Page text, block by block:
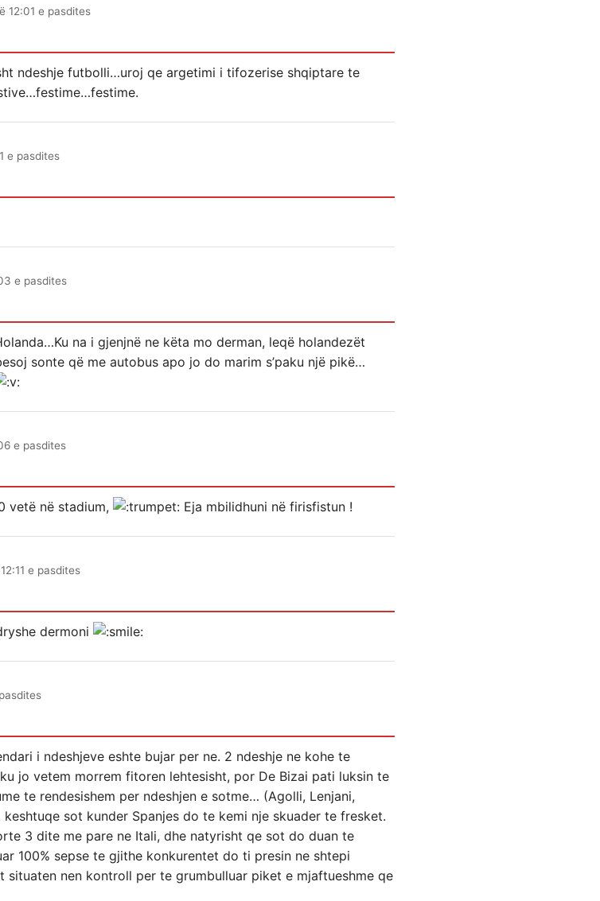
12:01 e pasdites
ndeshje futbolli…uroj qe argetimi i tifozerise shqiptare te
e pasdites
e pasdites
na i gjenjnë ne këta mo derman, leqë holandezët
sonte që me autobus apo jo do marim s’paku një pikë…
e pasdites
vetë në stadium, Eja mbilidhuni në firisfistun !
e pasdites
dermoni
i ndeshjeve eshte bujar per ne. 2 ndeshje ne kohe te
jo vetem morrem fitoren lehtesisht, por De Bizai pati luksin te
te rendesishem per ndeshjen e sotme… (Agolli, Lenjani,
sot kunder Spanjes do te kemi nje skuader te fresket.
3 dite me pare ne Itali, dhe natyrisht qe sot do duan te
100% sepse te gjithe konkurentet do ti presin ne shtepi
situaten nen kontroll per te grumbulluar piket e mjaftueshme qe